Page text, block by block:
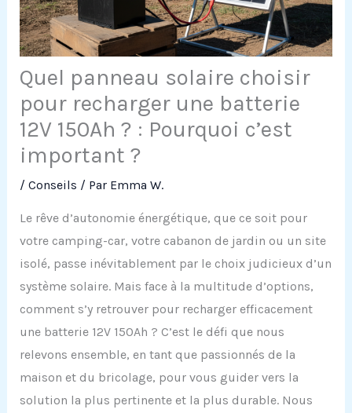
Quel panneau solaire choisir
pour recharger une batterie
12V 150Ah ? : Pourquoi c’est
important ?
/ Conseils / Par Emma W.
Le rêve d’autonomie énergétique, que ce soit pour
votre camping-car, votre cabanon de jardin ou un site
isolé, passe inévitablement par le choix judicieux d’un
système solaire. Mais face à la multitude d’options,
comment s’y retrouver pour recharger efficacement
une batterie 12V 150Ah ? C’est le défi que nous
relevons ensemble, en tant que passionnés de la
maison et du bricolage, pour vous guider vers la
solution la plus pertinente et la plus durable. Nous